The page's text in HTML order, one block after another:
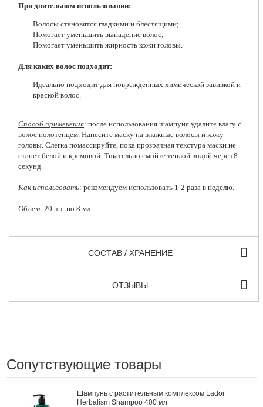
При длительном использовании:
Волосы становятся гладкими и блестящими;
Помогает уменьшить выпадение волос;
Помогает уменьшить жирность кожи головы.
Для каких волос подходит:
Идеально подходит для поврежденных химической завивкой и
краской волос.
Способ применения: после использования шампуня удалите влагу с
волос полотенцем. Нанесите маску на влажные волосы и кожу
головы. Слегка помассируйте, пока прозрачная текстура маски не
станет белой и кремовой. Тщательно смойте теплой водой через 8
секунд.
Как использовать: рекомендуем использовать 1-2 раза в неделю.
Объем: 20 шт. по 8 мл.
СОСТАВ / ХРАНЕНИЕ
ОТЗЫВЫ
Сопутствующие товары
Шампунь с растительным комплексом Lador
Herbalism Shampoo 400 мл